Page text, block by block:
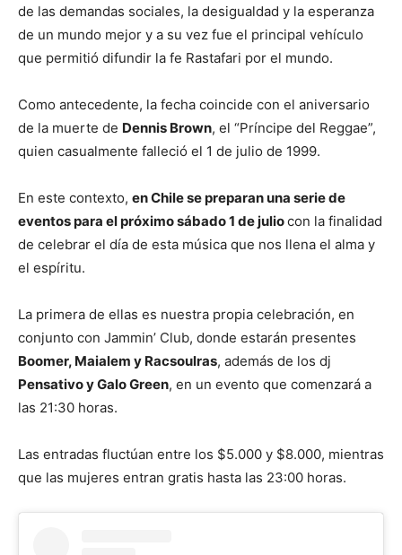
de las demandas sociales, la desigualdad y la esperanza
de un mundo mejor y a su vez fue el principal vehículo
que permitió difundir la fe Rastafari por el mundo.
Como antecedente, la fecha coincide con el aniversario
de la muerte de Dennis Brown, el “Príncipe del Reggae”,
quien casualmente falleció el 1 de julio de 1999.
En este contexto, en Chile se preparan una serie de
eventos para el próximo sábado 1 de juliocon la finalidad
de celebrar el día de esta música que nos llena el alma y
el espíritu.
La primera de ellas es nuestra propia celebración, en
conjunto con Jammin’ Club, donde estarán presentes
Boomer, Maialem y Racsoulras, además de los dj
Pensativo y Galo Green, en un evento que comenzará a
las 21:30 horas.
Las entradas fluctúan entre los $5.000 y $8.000, mientras
que las mujeres entran gratis hasta las 23:00 horas.